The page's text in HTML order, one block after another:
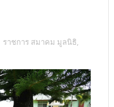
ราชการ สมาคม มูลนิธิ,